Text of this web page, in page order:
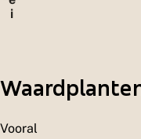
i
Vooral